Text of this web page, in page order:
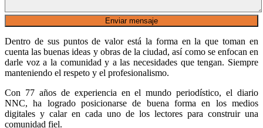
Dentro de sus puntos de valor está la forma en la que toman en
cuenta las buenas ideas y obras de la ciudad, así como se enfocan en
darle voz a la comunidad y a las necesidades que tengan. Siempre
manteniendo el respeto y el profesionalismo.
Con 77 años de experiencia en el mundo periodístico, el diario
NNC, ha logrado posicionarse de buena forma en los medios
digitales y calar en cada uno de los lectores para construir una
comunidad fiel.